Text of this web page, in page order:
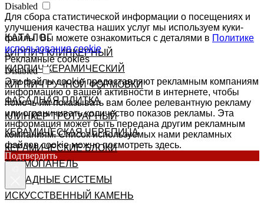
КАТАЛОГ
КИРПИЧ КЛИНКЕРНЫЙ
КИРПИЧ КЕРАМИЧЕСКИЙ
КИРПИЧ РУЧНОЙ ФОРМОВКИ
ФАСАДНАЯ ПЛИТКА
КЛИНКЕР ТРОТУАРНЫЙ
КЕРАМИЧЕСКАЯ ЧЕРЕПИЦА
КЕРАМИЧЕСКИЕ БЛОКИ
ТЕРМОПАНЕЛЬ
ФАСАДНЫЕ СИСТЕМЫ
ИСКУССТВЕННЫЙ КАМЕНЬ
Disabled
Для сбора статистической информации о посещениях и
улучшения качества наших услуг мы используем куки-
файлы. Вы можете ознакомиться с деталями в Политике
использования cookie
Рекламные cookies
Disabled
Эти файлы cookie предоставляют рекламным компаниям
информацию о вашей активности в интернете, чтобы
помочь им показывать вам более релевантную рекламу
или ограничивать количество показов рекламы. Эта
информация может быть передана другим рекламным
компаниям. Список используемых нами рекламных
файлов cookie можно посмотреть здесь.
Подтвердить